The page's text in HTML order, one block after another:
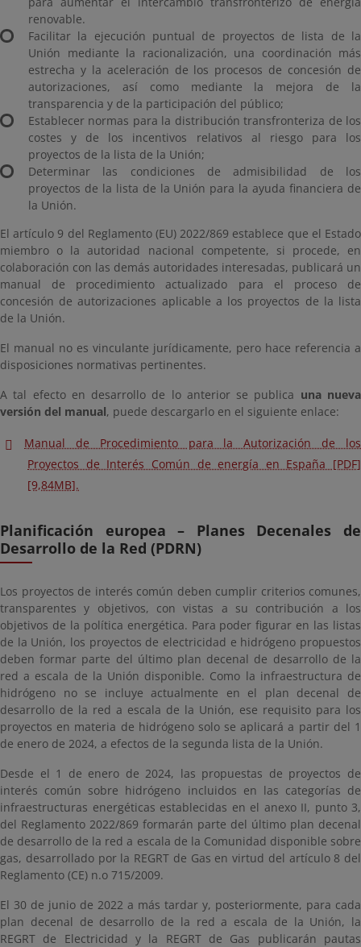
renovable.
Facilitar la ejecución puntual de proyectos de lista de la
Unión mediante la racionalización, una coordinación más
estrecha y la aceleración de los procesos de concesión de
autorizaciones, así como mediante la mejora de la
transparencia y de la participación del público;
Establecer normas para la distribución transfronteriza de los
costes y de los incentivos relativos al riesgo para los
proyectos de la lista de la Unión;
Determinar las condiciones de admisibilidad de los
proyectos de la lista de la Unión para la ayuda financiera de
la Unión.
El artículo 9 del Reglamento (EU) 2022/869 establece que el Estado
miembro o la autoridad nacional competente, si procede, en
colaboración con las demás autoridades interesadas, publicará un
manual de procedimiento actualizado para el proceso de
concesión de autorizaciones aplicable a los proyectos de la lista
de la Unión.
El manual no es vinculante jurídicamente, pero hace referencia a
disposiciones normativas pertinentes.
A tal efecto en desarrollo de lo anterior se publica una nueva
versión del manual, puede descargarlo en el siguiente enlace:
Manual de Procedimiento para la Autorización de los
Proyectos de Interés Común de energía en España [PDF]
[9,84MB].
Planificación europea – Planes Decenales de
Desarrollo de la Red (PDRN)
Los proyectos de interés común deben cumplir criterios comunes,
transparentes y objetivos, con vistas a su contribución a los
objetivos de la política energética. Para poder figurar en las listas
de la Unión, los proyectos de electricidad e hidrógeno propuestos
deben formar parte del último plan decenal de desarrollo de la
red a escala de la Unión disponible. Como la infraestructura de
hidrógeno no se incluye actualmente en el plan decenal de
desarrollo de la red a escala de la Unión, ese requisito para los
proyectos en materia de hidrógeno solo se aplicará a partir del 1
de enero de 2024, a efectos de la segunda lista de la Unión.
Desde el 1 de enero de 2024, las propuestas de proyectos de
interés común sobre hidrógeno incluidos en las categorías de
infraestructuras energéticas establecidas en el anexo II, punto 3,
del Reglamento 2022/869 formarán parte del último plan decenal
de desarrollo de la red a escala de la Comunidad disponible sobre
gas, desarrollado por la REGRT de Gas en virtud del artículo 8 del
Reglamento (CE) n.o 715/2009.
El 30 de junio de 2022 a más tardar y, posteriormente, para cada
plan decenal de desarrollo de la red a escala de la Unión, la
REGRT de Electricidad y la REGRT de Gas publicarán pautas